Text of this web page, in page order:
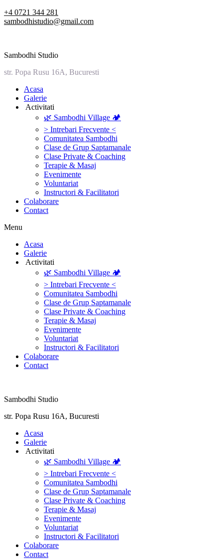
Skip
to
+4 0721 344 281
sambodhistudio@gmail.com
Sambodhi Studio
str. Popa Rusu 16A, Bucuresti
‎Acasa
Galerie
‎ ‎Activitati‎
🌿 Sambodhi Village 🏕️
> Intrebari Frecvente <
Comunitatea Sambodhi
Clase de Grup Saptamanale
Clase Private & Coaching
Terapie & Masaj
‎Evenimente
Voluntariat
‏‏‎Instructori & Facilitatori
Colaborare
Contact
Menu
‎Acasa
Galerie
‎ ‎Activitati‎
🌿 Sambodhi Village 🏕️
> Intrebari Frecvente <
Comunitatea Sambodhi
Clase de Grup Saptamanale
Clase Private & Coaching
Terapie & Masaj
‎Evenimente
Voluntariat
‏‏‎Instructori & Facilitatori
Colaborare
Contact
Sambodhi Studio
str. Popa Rusu 16A, Bucuresti
‎Acasa
Galerie
‎ ‎Activitati‎
🌿 Sambodhi Village 🏕️
> Intrebari Frecvente <
Comunitatea Sambodhi
Clase de Grup Saptamanale
Clase Private & Coaching
Terapie & Masaj
‎Evenimente
Voluntariat
‏‏‎Instructori & Facilitatori
Colaborare
Contact